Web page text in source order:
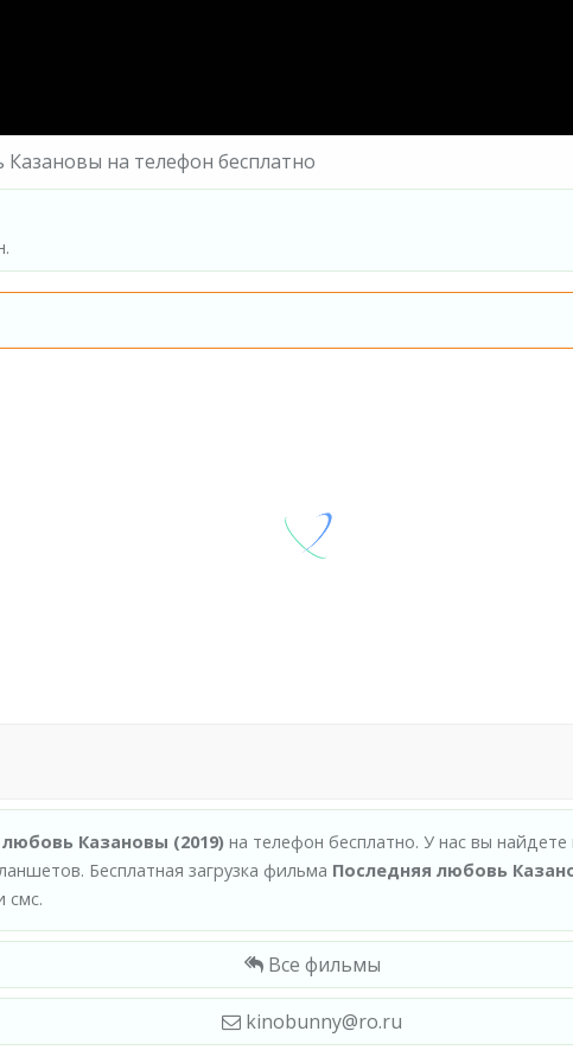
на телефон бесплатно
Казановы (2019) на телефон бесплатно. У нас вы
Бесплатная загрузка фильма Последняя любовь
смс.
Все фильмы
kinobunny@ro.ru